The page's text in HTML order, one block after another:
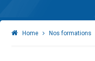
Home Nos formations